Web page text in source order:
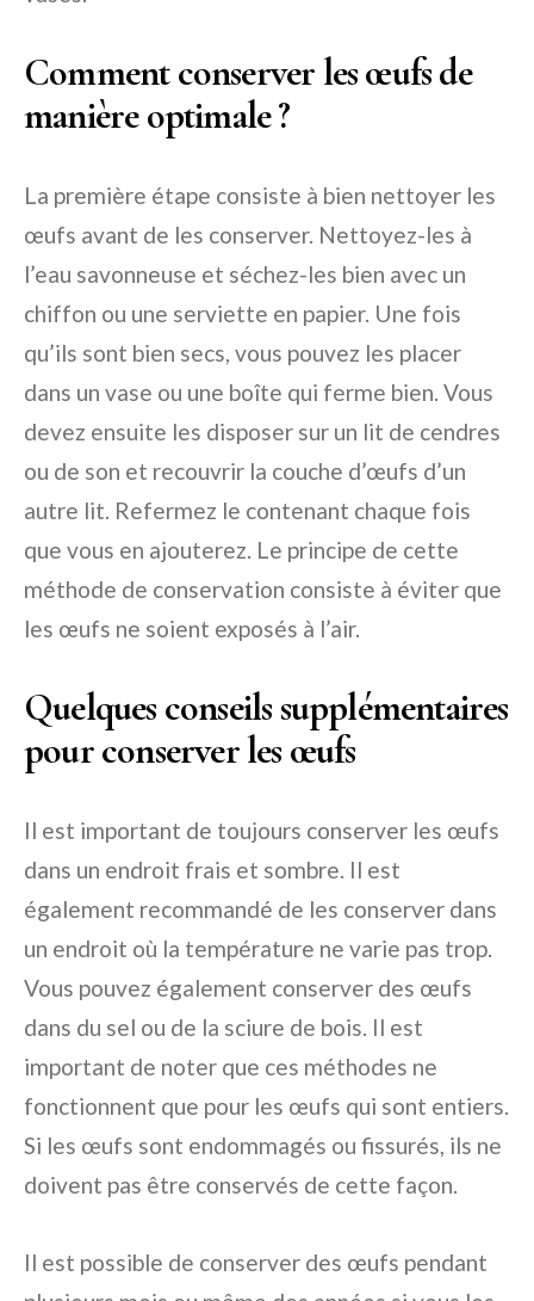
Comment conserver les œufs de
manière optimale ?
La première étape consiste à bien nettoyer les
œufs avant de les conserver. Nettoyez-les à
l’eau savonneuse et séchez-les bien avec un
chiffon ou une serviette en papier. Une fois
qu’ils sont bien secs, vous pouvez les placer
dans un vase ou une boîte qui ferme bien. Vous
devez ensuite les disposer sur un lit de cendres
ou de son et recouvrir la couche d’œufs d’un
autre lit. Refermez le contenant chaque fois
que vous en ajouterez. Le principe de cette
méthode de conservation consiste à éviter que
les œufs ne soient exposés à l’air.
Quelques conseils supplémentaires
pour conserver les œufs
Il est important de toujours conserver les œufs
dans un endroit frais et sombre. Il est
également recommandé de les conserver dans
un endroit où la température ne varie pas trop.
Vous pouvez également conserver des œufs
dans du sel ou de la sciure de bois. Il est
important de noter que ces méthodes ne
fonctionnent que pour les œufs qui sont entiers.
Si les œufs sont endommagés ou fissurés, ils ne
doivent pas être conservés de cette façon.
Il est possible de conserver des œufs pendant